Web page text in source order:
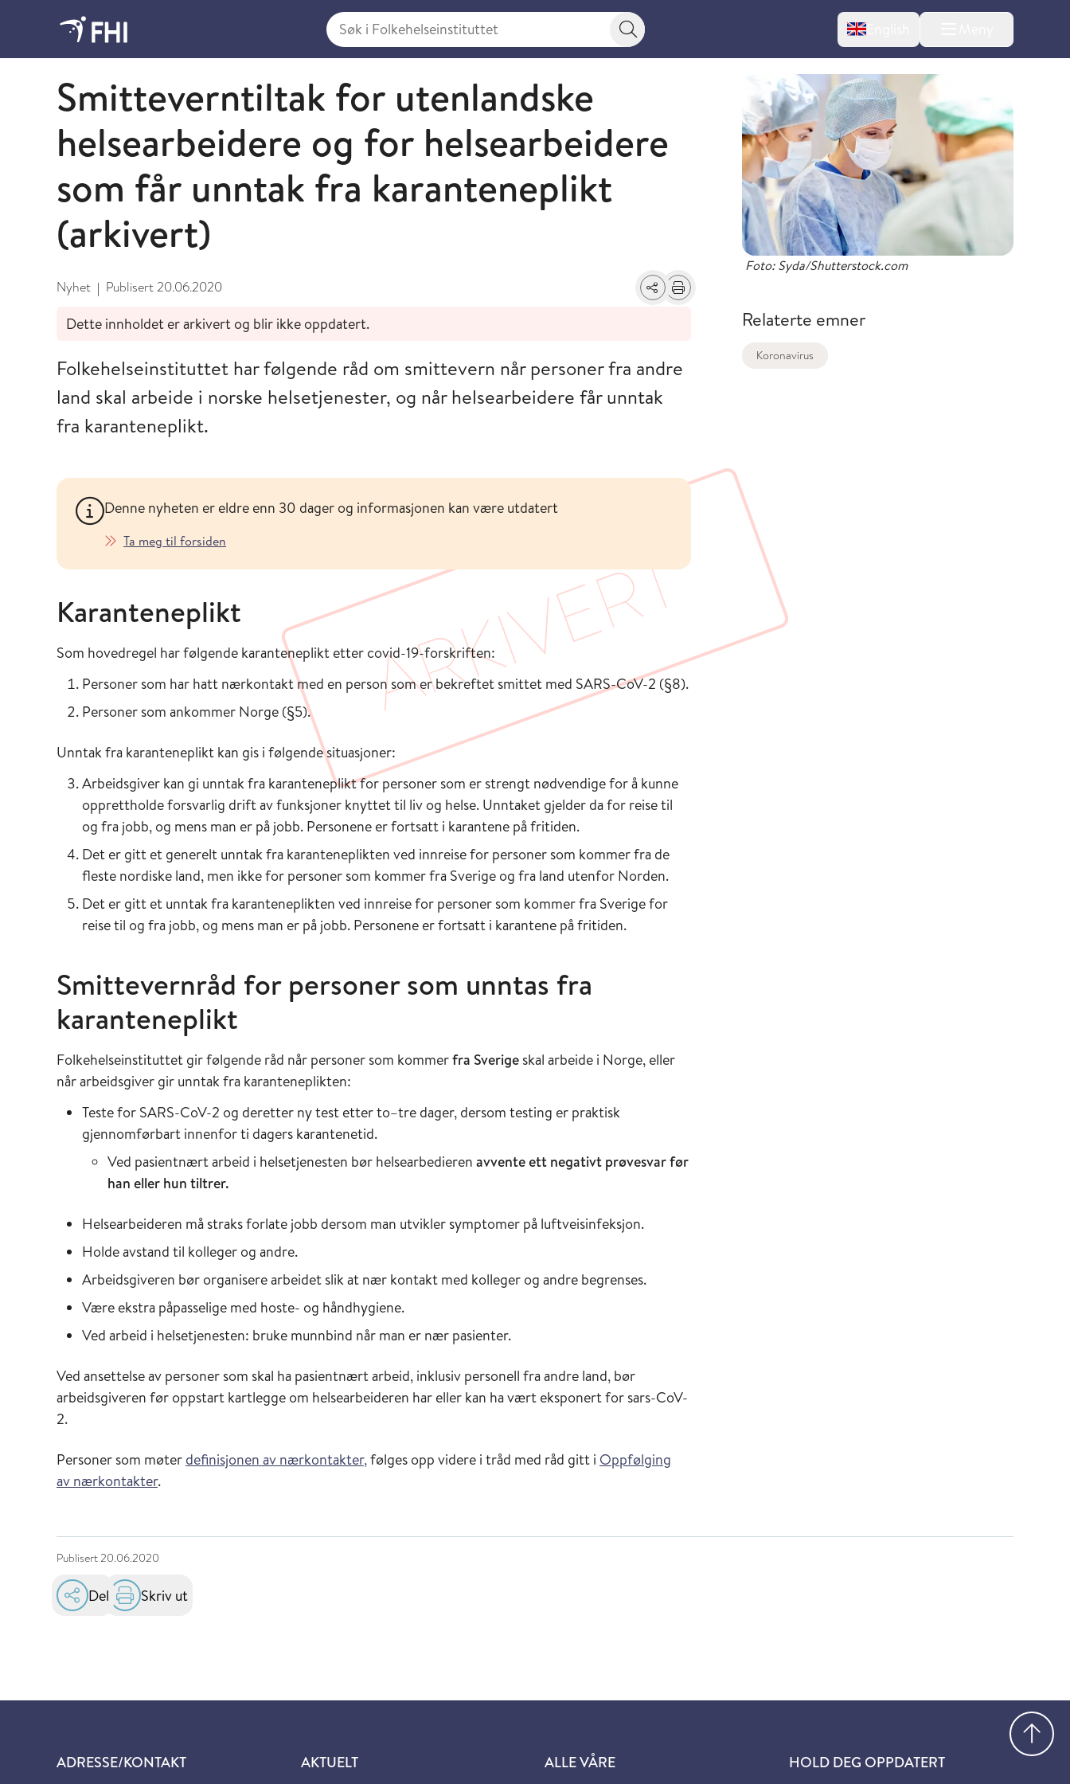
Søk i Folkehelseinstituttet
Søkeknapp English
Juni
Smitteverntiltak for utenlandske
helsearbeidere og for helsearbeidere
som får unntak fra karanteneplikt
(arkivert)
Nyhet | Publisert20.06.2020 Del Skriv ut
Dette innholdet er arkivert og blir ikke oppdatert.
Folkehelseinstituttet har følgende råd om smittevern når personer fra andre
land skal arbeide i norske helsetjenester, og når helsearbeidere får unntak
fra karanteneplikt.
Denne nyheten er eldre enn 30 dager og informasjonen kan være utdatert
Ta meg til forsiden
Karanteneplikt
Som hovedregel har følgende karanteneplikt etter covid-19-forskriften:
Personer som har hatt nærkontakt med en person som er bekreftet smittet med SARS-CoV-2 (§8).
Personer som ankommer Norge (§5).
Unntak fra karanteneplikt kan gis i følgende situasjoner:
Arbeidsgiver kan gi unntak fra karanteneplikt for personer som er strengt nødvendige for å kunne
opprettholde forsvarlig drift av funksjoner knyttet til liv og helse. Unntaket gjelder da for reise til
og fra jobb, og mens man er på jobb. Personene er fortsatt i karantene på fritiden.
Det er gitt et generelt unntak fra karanteneplikten ved innreise for personer som kommer fra de
fleste nordiske land, men ikke for personer som kommer fra Sverige og fra land utenfor Norden.
Det er gitt et unntak fra karanteneplikten ved innreise for personer som kommer fra Sverige for
reise til og fra jobb, og mens man er på jobb. Personene er fortsatt i karantene på fritiden.
Smittevernråd for personer som unntas fra
karanteneplikt
Folkehelseinstituttet gir følgende råd når personer som kommerfra Sverige skal arbeide i Norge, eller
når arbeidsgiver gir unntak fra karanteneplikten:
Teste for SARS-CoV-2 og deretter ny test etter to–tre dager, dersom testing er praktisk
gjennomførbart innenfor ti dagers karantenetid.
Ved pasientnært arbeid i helsetjenesten bør helsearbedieren avvente ett negativt prøvesvar før
han eller hun tiltrer.
Helsearbeideren må straks forlate jobb dersom man utvikler symptomer på luftveisinfeksjon.
Holde avstand til kolleger og andre.
Arbeidsgiveren bør organisere arbeidet slik at nær kontakt med kolleger og andre begrenses.
Være ekstra påpasselige med hoste- og håndhygiene.
Ved arbeid i helsetjenesten: bruke munnbind når man er nær pasienter.
Ved ansettelse av personer som skal ha pasientnært arbeid, inklusiv personell fra andre land, bør
arbeidsgiveren før oppstart kartlegge om helsearbeideren har eller kan ha vært eksponert for sars-CoV-
2.
Personer som møter definisjonen av nærkontakter,følges opp videre i tråd med råd gitt i Oppfølging
av nærkontakter.
Foto: Syda/Shutterstock.com
Relaterte emner
Koronavirus
Publisert20.06.2020
Del Skriv ut
ADRESSE/KONTAKT AKTUELT ALLE VÅRE HOLD DEG OPPDATERT